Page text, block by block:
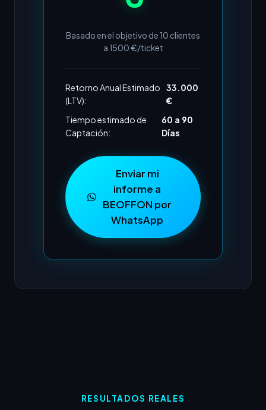
Basado en el objetivo de 10 clientes
a 1500€/ticket
Retorno Anual Estimado
(LTV):
33.000
€
Tiempo estimado de
Captación:
60 a 90
Días
Enviar mi
informe a
BEOFFON por
WhatsApp
RESULTADOS REALES